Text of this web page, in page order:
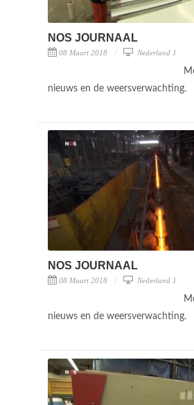
NOS JOURNAAL
08 Maart 2018 Nederland 1
nieuws en de weersverwachting.
NOS JOURNAAL
08 Maart 2018 Nederland 1
nieuws en de weersverwachting.